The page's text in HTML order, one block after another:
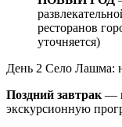
ресторанов
уточняется)
День 2 Село Лашма:
Поздний завтрак —
экскурсионную